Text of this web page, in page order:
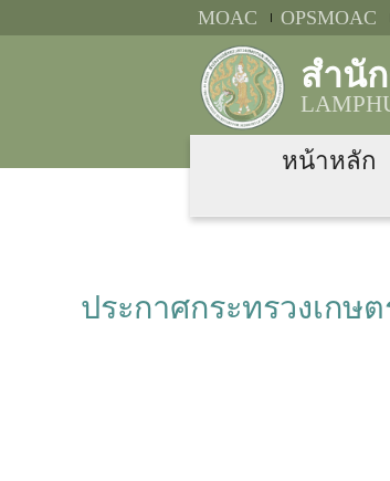
MOAC OPSMOAC
สำนั
หน้าหลัก
ประกาศกระทรวงเกษ